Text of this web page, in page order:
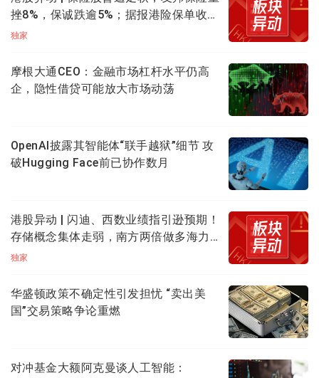
二季度指引：产能扩张支撑加速增长预期
管理层发布二季度收入环比增长14%至16%、毛利率20%
至22%的指引，并表示将"紧密跟踪客户需求，灵活调配
资源，加快产品响应速度，确保在复杂环境中依然能保
持高质量的交付"，措辞中对需求前景的信心较上一季度
产能方面，一季度末月产能（折算8英寸标准逻辑）达
107.83万片，较去年同期的97.33万片增长约10.8%，为
承接二季度更大规模出货奠定基础。本季产能利用率为
93.1%，低于上季度的95.7%，但高于去年同期的
89.6%，整体保持在较高水平。一季度实际销售晶圆数量
为250.91万片，与上季度的251.50万片基本持平。
收缩
从晶圆收入应用分布来看，消费电子以46.2%的占比稳居
期的9.6%大幅升至14.0%，成为增幅最显著的细分板
挫8%，保诚跌逾5%；据报港险保单收益
开征20%个税
独家
摩根大通CEO：金融市场杠杆水平仍高
企，隐性借贷可能放大市场动荡
OpenAI披露其智能体“联手越狱”细节 攻
破Hugging Face前已协作数月
港股异动 | 闪迪、西数业绩指引逊预期！
存储概念集体走弱，南方两倍做多海力
士重挫逾15%，兆易创新跌逾4%
独家
华盛顿政策不确定性引发担忧 “卖出美
国”交易策略争论重燃
对冲基金大额阿克曼谈人工智能：